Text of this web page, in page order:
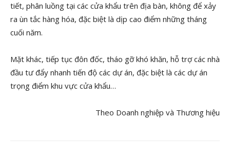
tiết, phân luồng tại các cửa khẩu trên địa bàn, không để xảy
ra ùn tắc hàng hóa, đặc biệt là dịp cao điểm những tháng
cuối năm.
Mặt khác, tiếp tục đôn đốc, tháo gỡ khó khăn, hỗ trợ các nhà
đầu tư đẩy nhanh tiến độ các dự án, đặc biệt là các dự án
trọng điểm khu vực cửa khẩu…
Theo Doanh nghiệp và Thương hiệu